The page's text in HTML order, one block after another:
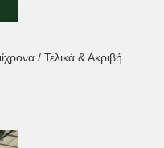
/ Τελικά & Ακριβή